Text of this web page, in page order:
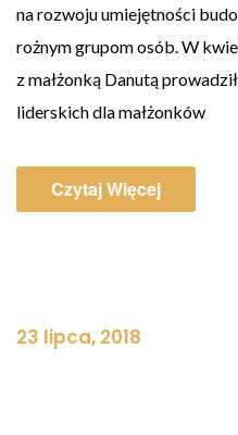
na rozwoju umiejętności
rożnym grupom osób. W
z małżonką Danutą
liderskich dla małżonków
Czytaj Więcej
23 lipca, 2018